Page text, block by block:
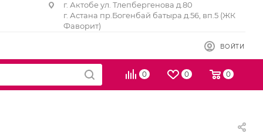
г. Актобе ул. Тлепбергенова д.80
г. Астана пр.Богенбай батыра д.56, вп.5 (ЖК
Фаворит)
ВОЙТИ
0 0 0